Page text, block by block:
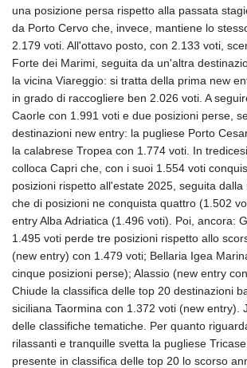
ISK 141.990031
JEP 0.857432
JMD
JOD 0.818416
JPY
KES
KGS
KHR
KMF
KRW
KWD 0.356596
KYD 0.961725
KZT
LAK
LBP
LKR
LRD
LSL 18.823107
una posizione persa rispetto alla passata
da Porto Cervo che, invece, mantiene lo
2.179 voti. All'ottavo posto, con 2.133 voti,
Forte dei Marimi, seguita da un'altra
la vicina Viareggio: si tratta della prima new
in grado di raccogliere ben 2.026 voti. A
Caorle con 1.991 voti e due posizioni perse,
destinazioni new entry: la pugliese Porto
la calabrese Tropea con 1.774 voti. In
colloca Capri che, con i suoi 1.554 voti
posizioni rispetto all'estate 2025, seguita
che di posizioni ne conquista quattro (1.502
entry Alba Adriatica (1.496 voti). Poi, ancora:
1.495 voti perde tre posizioni rispetto allo
(new entry) con 1.479 voti; Bellaria Igea
cinque posizioni perse); Alassio (new entry
Chiude la classifica delle top 20 destinazioni
siciliana Taormina con 1.372 voti (new entry).
delle classifiche tematiche. Per quanto
rilassanti e tranquille svetta la pugliese
presente in classifica delle top 20 lo scorso